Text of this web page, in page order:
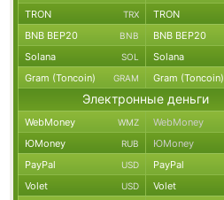
TRON TRX TRON
BNB BEP20 BNB BNB BEP20
Solana SOL Solana
Gram (Toncoin) GRAM Gram (Toncoin)
Электронные деньги
WebMoney WMZ WebMoney
ЮMoney RUB ЮMoney
PayPal USD PayPal
Volet USD Volet